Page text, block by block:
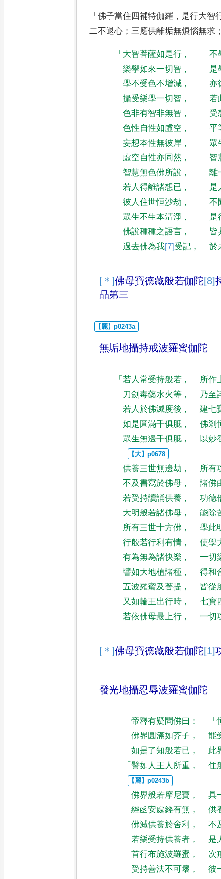
「佛子當住四補特伽羅 ， 是行大智
二不退心 ； 三應供離垢無煩惱無求
「 大智菩薩如是行 ，
不
樂學如來一切智 ，
是
學不受色不增減 ，
亦
攝受樂學一切智 ，
若
色非有智非無智 ，
受
色性自性如虛空 ，
平
妄想本性無彼岸 ，
眾
虛空自性亦同然 ，
智
智慧無色佛所說 ，
離
若人得離諸想已 ，
是
彼人住世恒沙劫 ，
不
眾生不生本清淨 ，
是
佛說種種之語言 ，
皆
過去佛為我[7]受記 ， 於
[＊]佛母寶德藏般若伽陀[8]
品第三
無垢地攝持戒波羅蜜伽陀
「若人常受持般若 ，
所作
刀劍毒藥水火等 ，
乃至
若人於佛滅度後 ，
建七
如是圓滿千俱胝 ，
佛剎
眾生無邊千俱胝 ， 以妙
供養三世無邊劫 ，
所有
不及書寫於佛母 ，
諸佛
若受持讀誦供養 ，
功德
大明般若諸佛母 ，
能除
所有三世十方佛 ，
學此
行般若行利有情 ，
使學
有為無為諸快樂 ，
一切
譬如大地植諸種 ，
得和
五波羅蜜及菩提 ，
皆從
又如輪王出行時 ，
七寶
若依佛母最上行 ， 一切
[＊]佛母寶德藏般若伽陀[1]
發光地攝忍辱波羅蜜伽陀
帝釋有疑問佛曰 ： 「
佛界圓滿如芥子 ，
能
如是了知般若已 ，
此
「譬如人王人所重 ， 住
佛界般若摩尼寶 ，
具
經函安處經有無 ，
供
佛滅供養於舍利 ，
不
若樂受持供養者 ，
是
首行布施波羅蜜 ，
次
受持善法不可壞 ，
彼